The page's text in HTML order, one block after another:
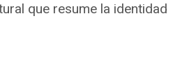
que resume la identidad